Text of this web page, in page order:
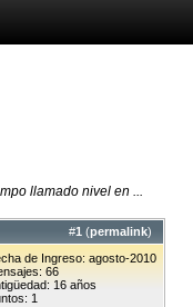
llamado nivel en ...
#1 (permalink)
de Ingreso: agosto-2010
66
16 años
1